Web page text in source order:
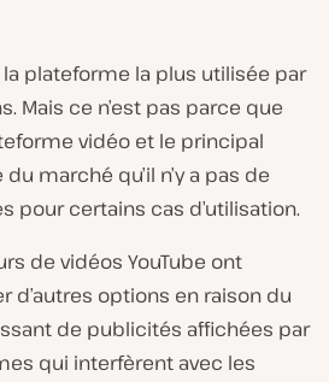
la plateforme la plus utilisée par
Mais ce n’est pas parce que
vidéo et le principal
marché qu’il n’y a pas de
pour certains cas d’utilisation.
de vidéos YouTube ont
d’autres options en raison du
de publicités affichées par
qui interfèrent avec les